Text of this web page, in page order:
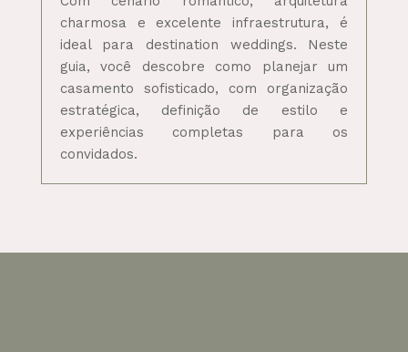
charmosa e excelente infraestrutura, é
ideal para destination weddings. Neste
guia, você descobre como planejar um
casamento sofisticado, com organização
estratégica, definição de estilo e
experiências completas para os
convidados.